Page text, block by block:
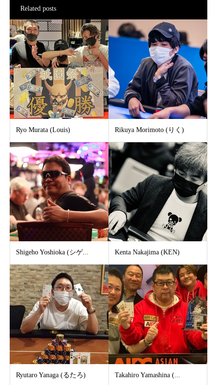
Related posts
Ryo Murata (Louis) Rikuya Morimoto (りく)
Shigeho Yoshioka (シゲ... Kenta Nakajima (KEN)
Ryutaro Yanaga (るたろ) Takahiro Yamashina (...